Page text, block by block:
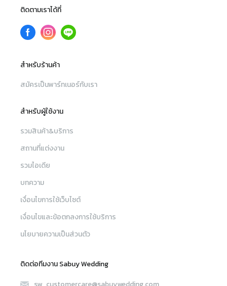
ติดตามเราได้ที่
สำหรับร้านค้า
สมัครเป็นพาร์ทเนอร์กับเรา
สำหรับผู้ใช้งาน
รวมสินค้า&บริการ
สถานที่แต่งงาน
รวมไอเดีย
บทความ
เงื่อนไขการใช้เว็บไซต์
เงื่อนไขและข้อตกลงการใช้บริการ
นโยบายความเป็นส่วนตัว
ติดต่อทีมงาน Sabuy Wedding